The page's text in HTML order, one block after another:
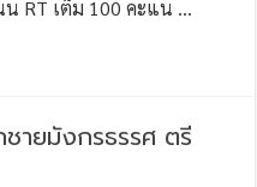
RT เต็ม 100 คะแน …
ายมังกรธรรศ ตรี